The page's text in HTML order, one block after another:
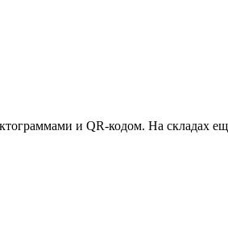
и QR-кодом. На складах